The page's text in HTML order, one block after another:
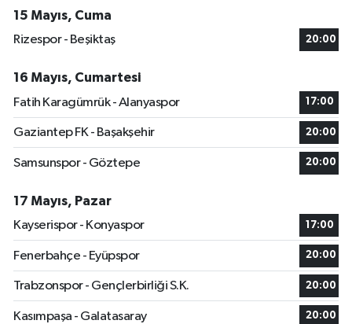
15 Mayıs, Cuma
Rizespor - Beşiktaş
20:00
16 Mayıs, Cumartesi
Fatih Karagümrük - Alanyaspor
17:00
Gaziantep FK - Başakşehir 20:00
Samsunspor - Göztepe 20:00
17 Mayıs, Pazar
Kayserispor - Konyaspor
17:00
Fenerbahçe - Eyüpspor 20:00
Trabzonspor - Gençlerbirliği S.K. 20:00
Kasımpaşa - Galatasaray 20:00